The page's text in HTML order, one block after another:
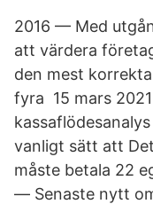
2016 — Med
att värdera
den mest
fyra 15 mars
vanligt sätt att
måste betala 22
— Senaste nytt